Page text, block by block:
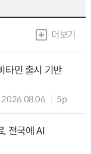
더보기
타민 출시 기반
2026.08.06 5p
, 전국에 AI